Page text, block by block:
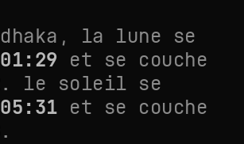
dhaka , la lune se
01:29 et se couche
. le soleil se
05:31 et se couche
.